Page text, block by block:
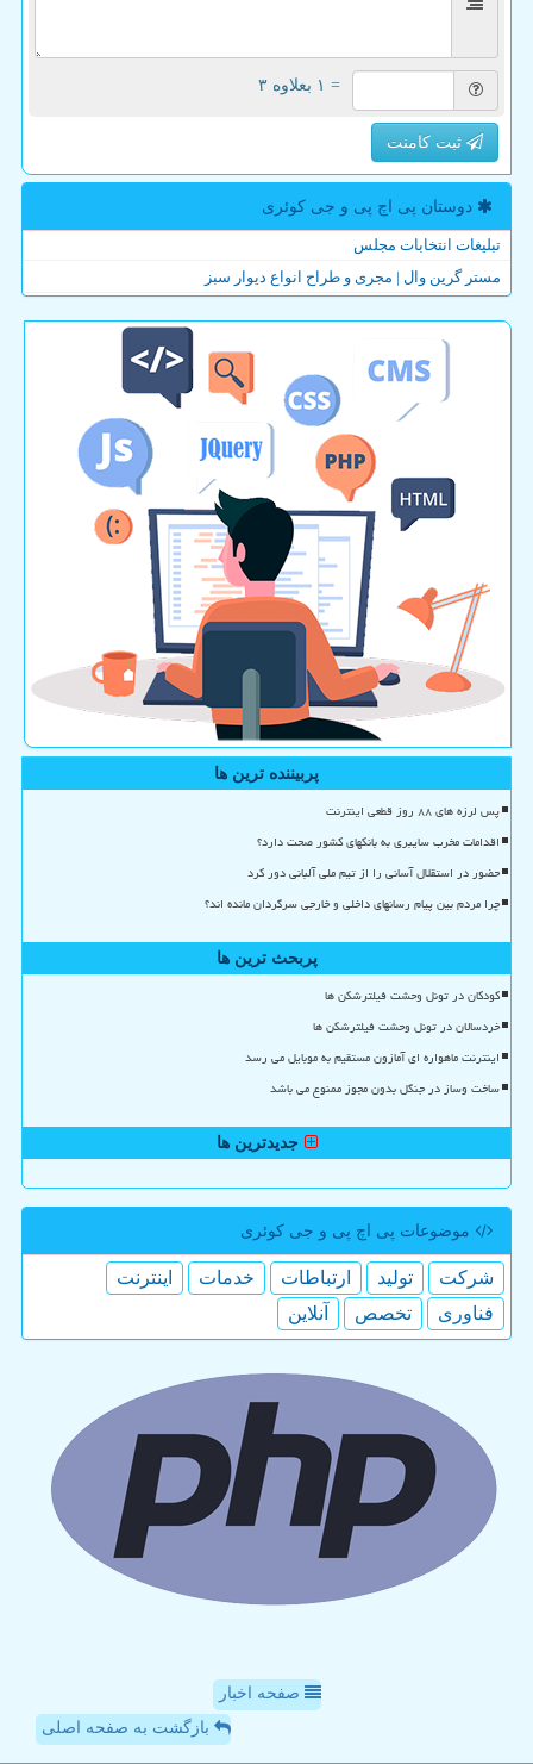
= ۱ بعلاوه ۳
ثبت کامنت
دوستان پی اچ پی و جی كوئری
تبلیغات انتخابات مجلس
مستر گرین وال | مجری و طراح انواع دیوار سبز
پربیننده ترین ها
پس لرزه های ۸۸ روز قطعی اینترنت
اقدامات مخرب سایبری به بانکهای کشور صحت دارد؟
حضور در استقلال آسانی را از تیم ملی آلبانی دور کرد
چرا مردم بین پیام رسانهای داخلی و خارجی سرگردان مانده اند؟
پربحث ترین ها
کودکان در تونل وحشت فیلترشکن ها
خردسالان در تونل وحشت فیلترشکن ها
اینترنت ماهواره ای آمازون مستقیم به موبایل می رسد
ساخت وساز در جنگل بدون مجوز ممنوع می باشد
جدیدترین ها
موضوعات پی اچ پی و جی كوئری
شركت تولید ارتباطات خدمات
اینترنت
فناوری
تخصص آنلاین
صفحه اخبار
بازگشت به صفحه اصلی